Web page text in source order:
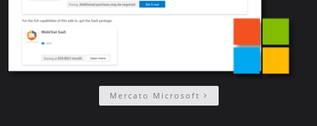
Mercato Microsoft